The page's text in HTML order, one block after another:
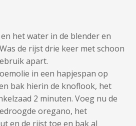
het water in de blender en
de rijst drie keer met schoon
apart.
in een hapjespan op
bak hierin de knoflook, het
2 minuten. Voeg nu de
oregano, het
en de rijst toe en bak al